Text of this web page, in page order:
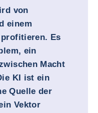
von
einem
Es
ein
Macht
KI ist ein
Quelle der
Vektor